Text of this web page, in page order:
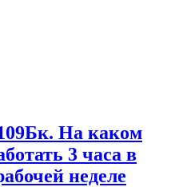
На каком
3 часа в
неделе